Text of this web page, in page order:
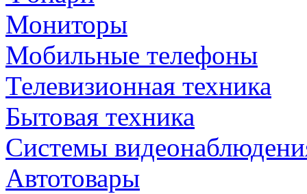
Мониторы
Мобильные телефоны
Телевизионная техника
Бытовая техника
Cистемы
Автотовары